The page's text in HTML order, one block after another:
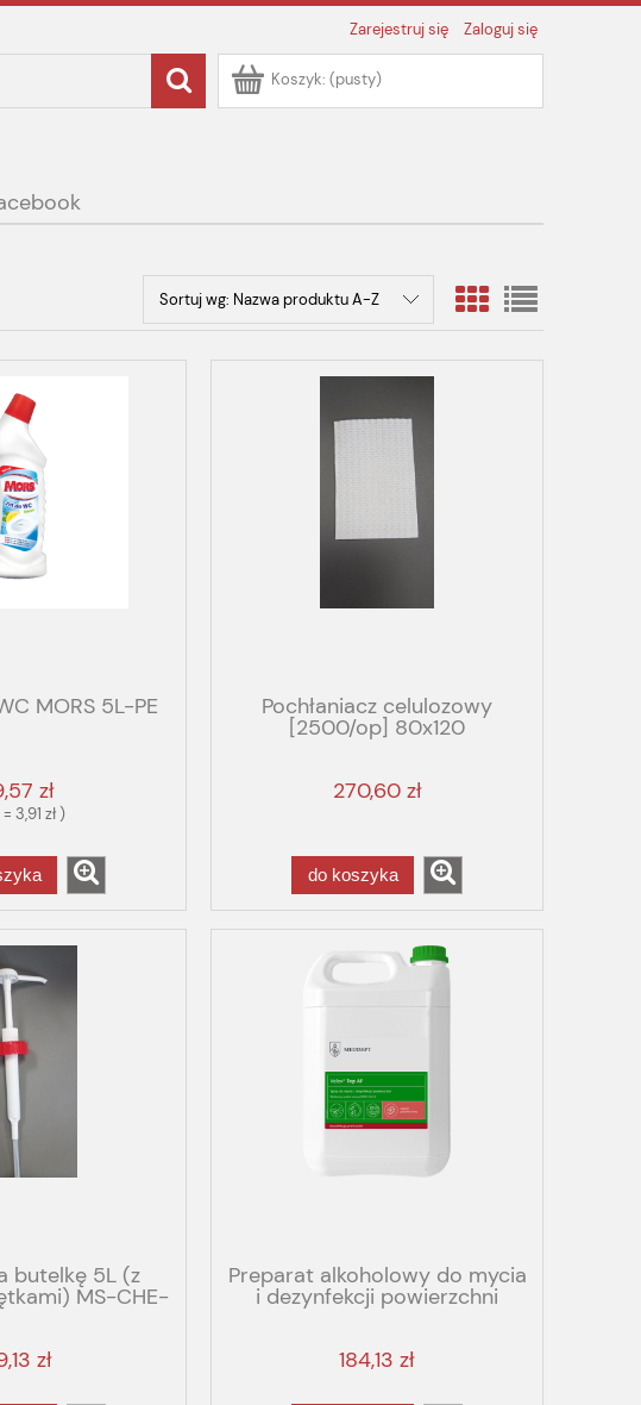
Zarejestruj się Zaloguj się
Koszyk: (pusty)
Sortuj wg: Nazwa produktu A-Z
MORS 5L-PE
zł
= 3,91 zł )
Pochłaniacz celulozowy
[2500/op] 80x120
270,60 zł
do koszyka
butelkę 5L (z
MS-CHE-
POMS
zł
Preparat alkoholowy do mycia
i dezynfekcji powierzchni
grapefruit 5L VELOX TOP AF
184,13 zł